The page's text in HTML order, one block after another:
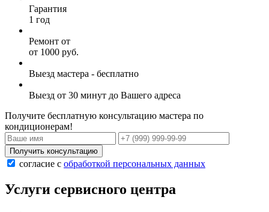
Гарантия
1 год
Ремонт от
от 1000 руб.
Выезд мастера - бесплатно
Выезд от 30 минут до Вашего адреса
Получите бесплатную консультацию мастера по
кондиционерам!
согласие с обработкой персональных данных
Услуги сервисного центра